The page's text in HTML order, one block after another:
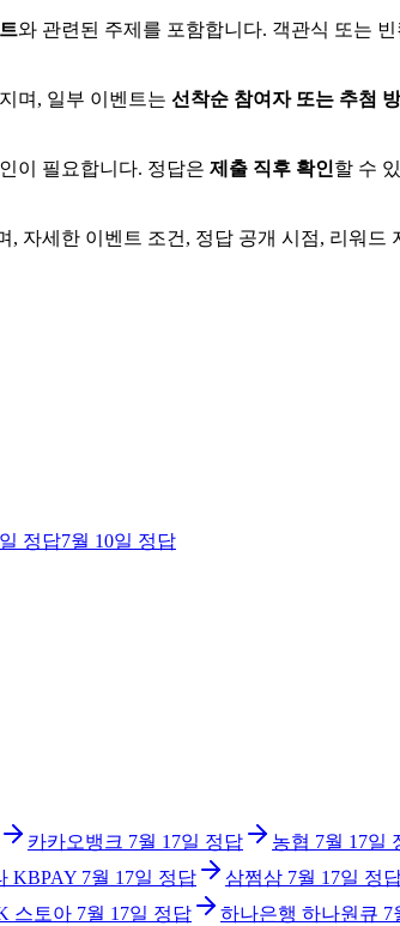
와 관련된 주제를 포함합니다. 객관식 또는
며, 일부 이벤트는 선착순 참여자 또는 추첨
이 필요합니다. 정답은 제출 직후 확인할 수
, 자세한 이벤트 조건, 정답 공개 시점, 리워
정답7월 10일 정답
카카오뱅크 7월 17일 정답 농협 7월 17일
KBPAY 7월 17일 정답 삼쩜삼 7월 17일 정
스토아 7월 17일 정답 하나은행 하나원큐 7